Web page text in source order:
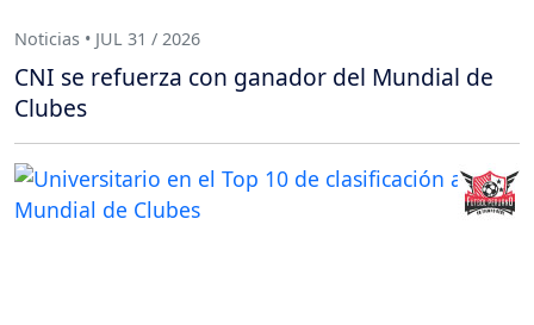
Noticias • JUL 31 / 2026
CNI se refuerza con ganador del Mundial de
Clubes